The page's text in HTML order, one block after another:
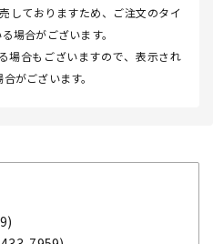
しておりますため、ご注文のタイ
場合がございます。
場合もございますので、表示され
がございます。